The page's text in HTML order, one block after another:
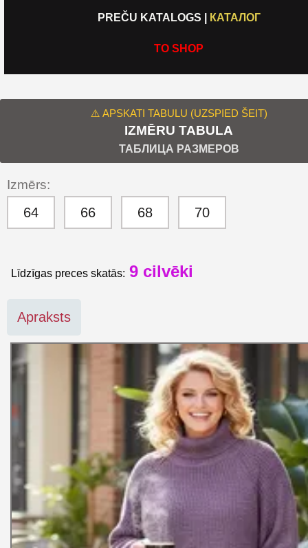
PREČU KATALOGS КАТАЛОГ
TO SHOP
⚠️ APSKATI TABULU (UZSPIED ŠEIT)
IZMĒRU TABULA
ТАБЛИЦА РАЗМЕРОВ
Izmērs:
64 66 68 70
Līdzīgas preces skatās: 9 cilvēki
Apraksts